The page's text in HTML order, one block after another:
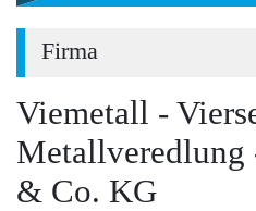
Firma
Viemetall -
Metallveredlung
& Co. KG